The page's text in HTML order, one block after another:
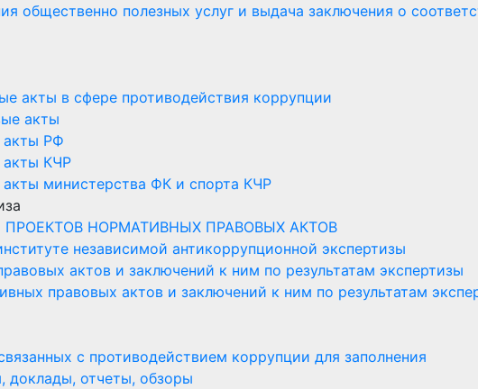
общественно полезных услуг и выдача заключения о
акты в сфере противодействия коррупции
акты
акты РФ
акты КЧР
министерства ФК и спорта КЧР
НОРМАТИВНЫХ ПРАВОВЫХ АКТОВ
независимой антикоррупционной экспертизы
актов и заключений к ним по результатам экспертизы
правовых актов и заключений к ним по результатам
с противодействием коррупции для заполнения
отчеты, обзоры